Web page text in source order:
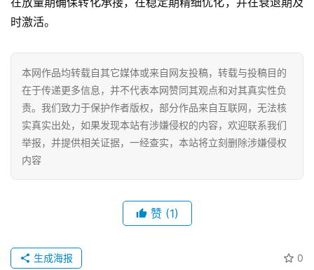
媒
体
社
区
时激活。
本网作品均转载自其它媒体或来自网友投稿，转载与投稿目的
在于传递更多信息，并不代表本网赞同其观点和对其真实性负
责。我们致力于保护作者版权，部分作品来自互联网，无法核
实真实出处，如果发现本站有涉嫌侵权的内容，欢迎联系我们
举报，并提供相关证据，一经查实，本站将立刻删除涉嫌侵权
内容
赞 (1)
0
生成海报